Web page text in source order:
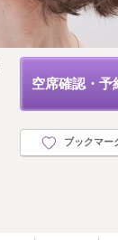
空席確認・予
ブックマー